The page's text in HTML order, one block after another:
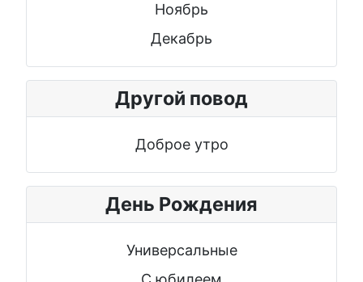
Ноябрь
Декабрь
Другой повод
Доброе утро
День Рождения
Универсальные